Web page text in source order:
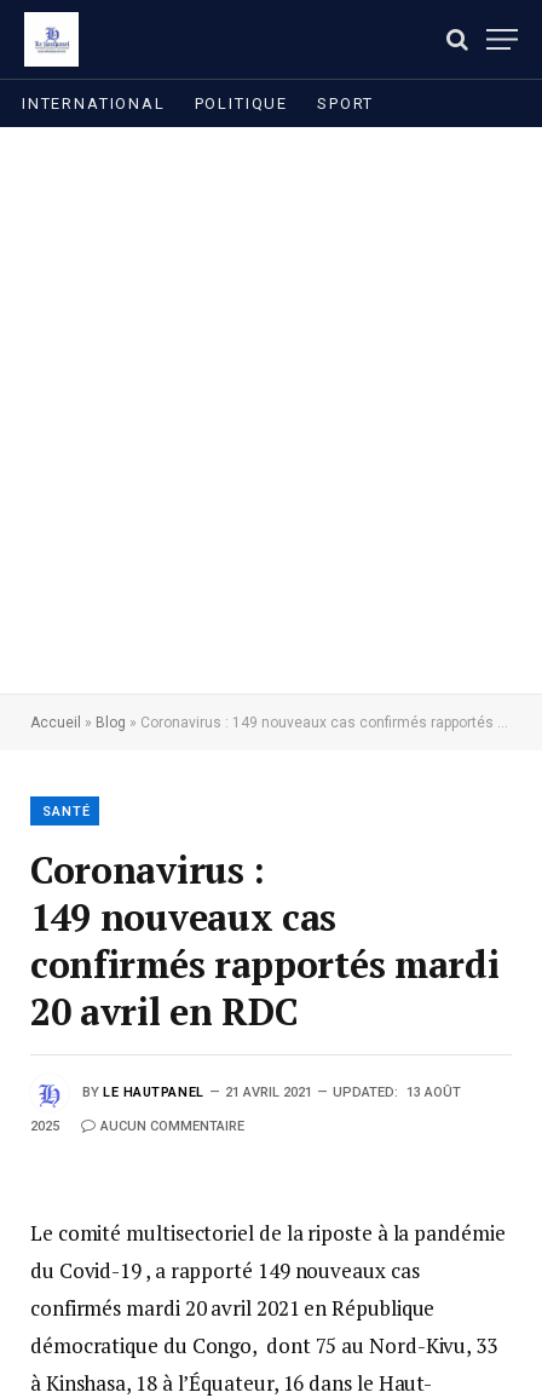
INTERNATIONAL POLITIQUE SPORT
Accueil » Blog » Coronavirus : 149 nouveaux cas confirmés rapportés mardi 20 avril en RDC
SANTÉ
Coronavirus :
149 nouveaux cas
confirmés rapportés mardi
20 avril en RDC
BY LE HAUTPANEL 21 AVRIL 2021 UPDATED: 13 AOÛT
2025 AUCUN COMMENTAIRE
Le comité multisectoriel de la riposte à la pandémie
du Covid-19 , a rapporté 149 nouveaux cas
confirmés mardi 20 avril 2021 en République
démocratique du Congo, dont 75 au Nord-Kivu, 33
à Kinshasa, 18 à l’Équateur, 16 dans le Haut-